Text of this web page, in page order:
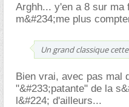
Arghh... y'en a 8 sur ma
m&#234;me plus
Un grand classique
Bien vrai, avec pas mal
"&#233;patante" de la
l&#224; d'ailleurs...